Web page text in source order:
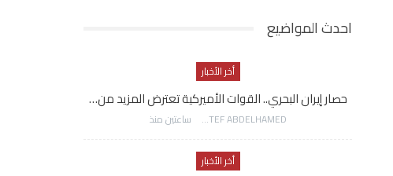
احدث المواضيع
أخر الأخبار
حصار إيران البحري.. القوات الأميركية تعترض المزيد من…
AWATEF ABDELHAMED ساعتين منذ
أخر الأخبار